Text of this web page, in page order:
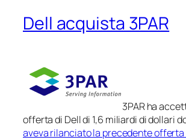
Dell acquista 3PAR
3PAR ha
offerta di Dell di 1,6 miliardi di dollari
aveva rilanciato la precedente offerta